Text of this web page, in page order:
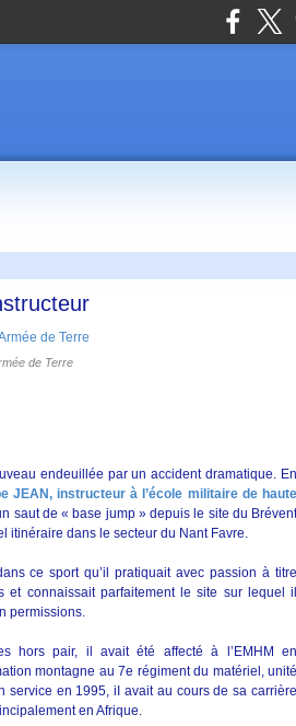
de Terre
endeuillée par un accident dramatique. En
JEAN, instructeur à l’école militaire de haute
saut de « base jump » depuis le site du Brévent
itinéraire dans le secteur du Nant Favre.
ce sport qu’il pratiquait avec passion à titre
connaissait parfaitement le site sur lequel il
permissions.
hors pair, il avait été affecté à l’EMHM en
montagne au 7e régiment du matériel, unité
en 1995, iI avait au cours de sa carrière
en Afrique.